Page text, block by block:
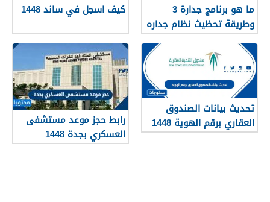
ما هو برنامج جدارة 3
وطريقة تحظيث نظام جداره
1448
كيف اسجل في ساند 1448
تحديث بيانات الصندوق
العقاري برقم الهوية 1448
الرابط والخطوات
رابط حجز موعد مستشفى
العسكري بجدة 1448